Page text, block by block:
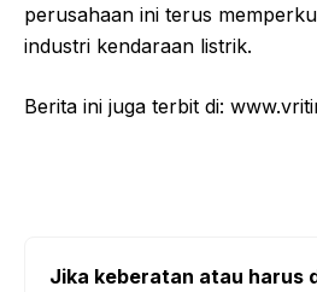
perusahaan ini terus
industri kendaraan listrik.
Berita ini juga terbit di:
Jika keberatan atau harus